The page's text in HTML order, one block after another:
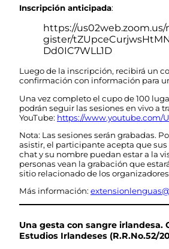
Inscripción anticipada:
https://
gister/
Dd0IC7WLL1D
Luego de la inscripción, recibirá un
confirmación con información para
Una vez completo el cupo de 100
podrán seguir las sesiones en vivo a
YouTube: https://www.youtube.com/
Nota: Las sesiones serán grabadas.
asistir, el participante acepta que
chat y su nombre puedan estar a la
personas vean la grabación que
sitio relacionado de los
Más información:
Una gesta con sangre irlandesa.
Estudios Irlandeses (R.R.No.52/